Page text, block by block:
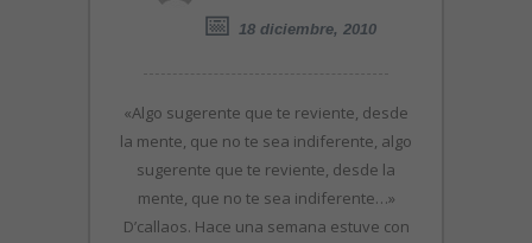
18 diciembre, 2010
«Algo sugerente que te reviente, desde
la mente, que no te sea indiferente, algo
sugerente que te reviente, desde la
mente, que no te sea indiferente…»
D’callaos. Hace una semana estuve con